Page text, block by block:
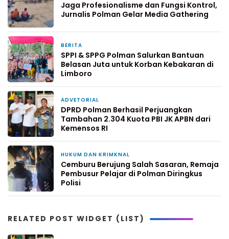
Jaga Profesionalisme dan Fungsi Kontrol,
Jurnalis Polman Gelar Media Gathering
BERITA
SPPI & SPPG Polman Salurkan Bantuan
Belasan Juta untuk Korban Kebakaran di
Limboro
ADVETORIAL
DPRD Polman Berhasil Perjuangkan
Tambahan 2.304 Kuota PBI JK APBN dari
Kemensos RI
HUKUM DAN KRIMKNAL
Cemburu Berujung Salah Sasaran, Remaja
Pembusur Pelajar di Polman Diringkus
Polisi
RELATED POST WIDGET (LIST)